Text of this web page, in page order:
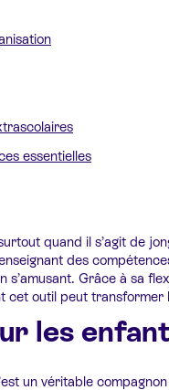
essentielles
quand il s’agit de
des
Grâce à sa
cet outil peut
les
un véritable